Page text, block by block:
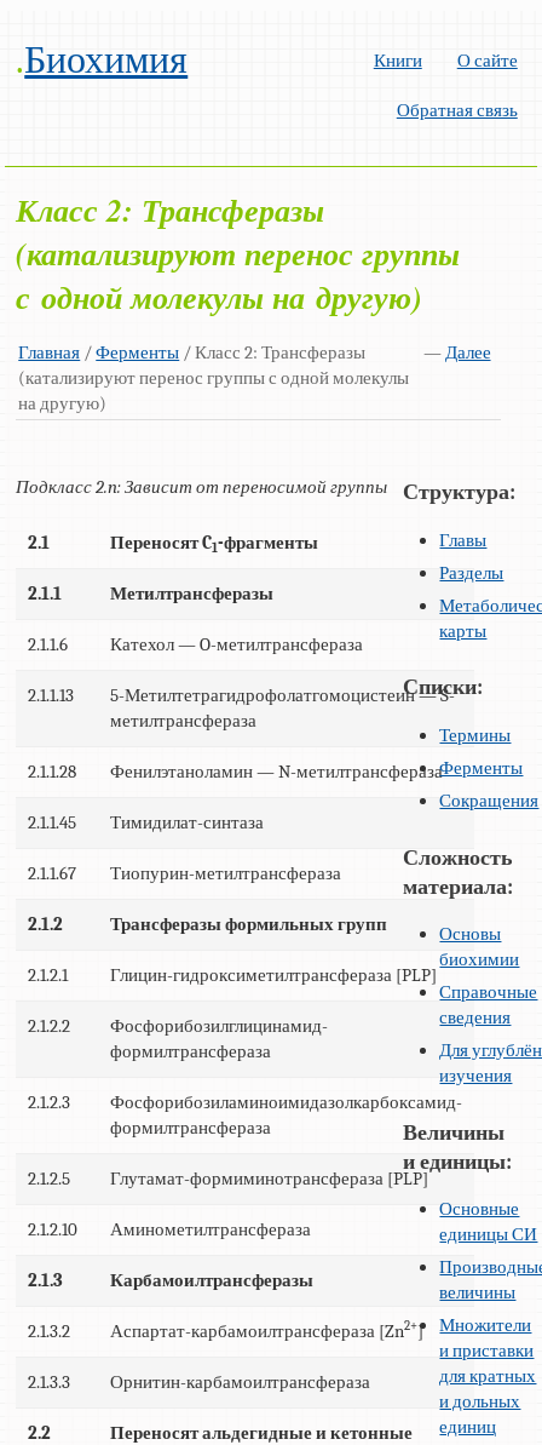
.Биохимия Книги О сайте
Обратная связь
Класс 2: Трансферазы
(катализируют перенос группы
с одной молекулы на другую)
Главная / —Далее
Ферменты / Класс 2: Трансферазы
(катализируют перенос группы с одной молекулы
на другую)
Подкласс 2.n: Зависит от переносимой группы
2.1 Переносят C1-фрагменты
2.1.1 Метилтрансферазы
2.1.1.6 Катехол — O-метилтрансфераза
2.1.1.13
5-Метилтетрагидрофолатгомоцистеин — S-
метилтрансфераза
2.1.1.28 Фенилэтаноламин — N-метилтрансфераза
2.1.1.45 Тимидилат-синтаза
2.1.1.67 Тиопурин-метилтрансфераза
2.1.2 Трансферазы формильных групп
2.1.2.1 Глицин-гидроксиметилтрансфераза [PLP]
2.1.2.2
Фосфорибозилглицинамид-
формилтрансфераза
2.1.2.3
Фосфорибозиламиноимидазолкарбоксамид-
формилтрансфераза
2.1.2.5 Глутамат-формиминотрансфераза [PLP]
2.1.2.10 Аминометилтрансфераза
2.1.3 Карбамоилтрансферазы
2.1.3.2 Аспартат-карбамоилтрансфераза [Zn2+]
2.1.3.3 Орнитин-карбамоилтрансфераза
2.2
Переносят альдегидные и кетонные
Структура:
Главы
Разделы
карты
Списки:
Термины
Ферменты
Сокращения
Сложность
материала:
Основы
биохимии
Справочные
сведения
Для
изучения
Величины
и единицы:
Основные
единицы СИ
величины
Множители
и приставки
для кратных
и дольных
единиц